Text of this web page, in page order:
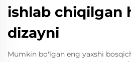
ishlab chiqilgan
dizayni
Mumkin bo'lgan eng yaxshi